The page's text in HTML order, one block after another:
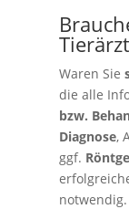
Waren Sie
die alle
bzw.
Diagnose,
ggf.
notwendig.